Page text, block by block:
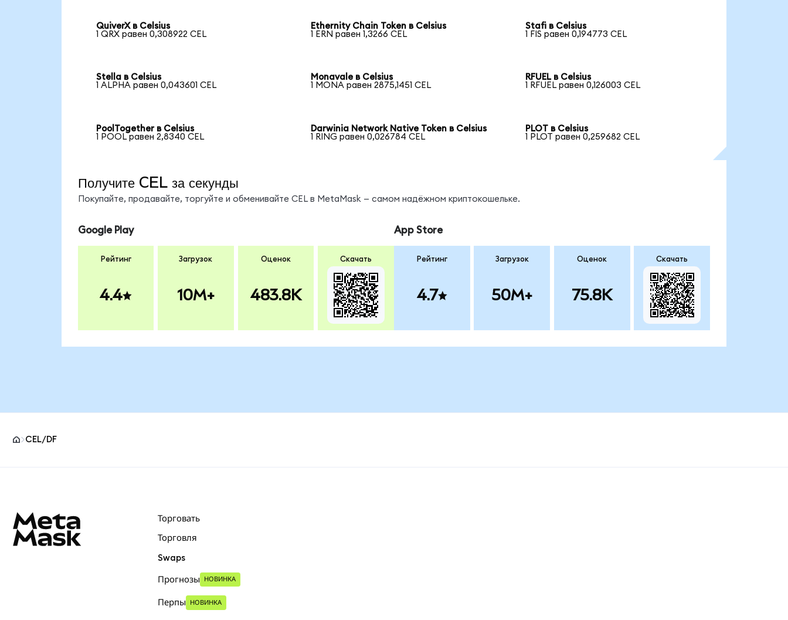
QuiverX в Celsius
1 QRX равен 0,308922 CEL
Ethernity Chain Token в Celsius
1 ERN равен 1,3266 CEL
Stafi в Celsius
1 FIS равен 0,194773 CEL
Stella в Celsius
1 ALPHA равен 0,043601 CEL
Monavale в Celsius
1 MONA равен 2875,1451 CEL
RFUEL в Celsius
1 RFUEL равен 0,126003 CEL
PoolTogether в Celsius
1 POOL равен 2,8340 CEL
Darwinia Network Native Token в Celsius
1 RING равен 0,026784 CEL
PLOT в Celsius
1 PLOT равен 0,259682 CEL
Получите CEL за секунды
Покупайте, продавайте, торгуйте и обменивайте CEL в MetaMask — самом надёжном криптокошельке.
Google Play
Рейтинг
4.4
Загрузок
10M+
Оценок
483.8K
Скачать
App Store
Рейтинг
4.7
Загрузок
50M+
Оценок
75.8K
Скачать
CEL/DF
Торговать
Торговля
Swaps
Прогнозы НОВИНКА
Перпы НОВИНКА